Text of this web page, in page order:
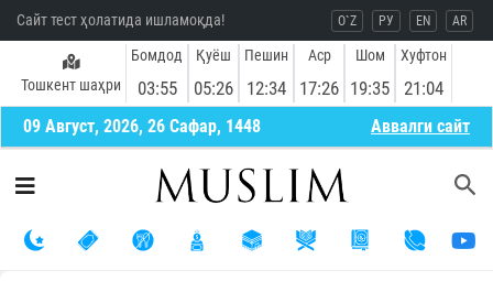
Сайт тест ҳолатида ишламоқда! O`Z РУ EN AR
Тошкент шаҳри
Бомдод
03:55
Қуёш
05:26
Пешин
12:34
Аср
17:26
Шом
19:35
Хуфтон
21:04
09 Август, 2026, 26 Сафар, 1448 Aввалги сайт